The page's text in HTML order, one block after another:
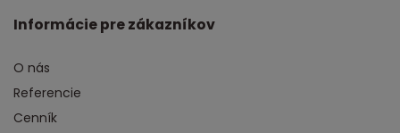
Informácie pre zákazníkov
O nás
Referencie
Cenník